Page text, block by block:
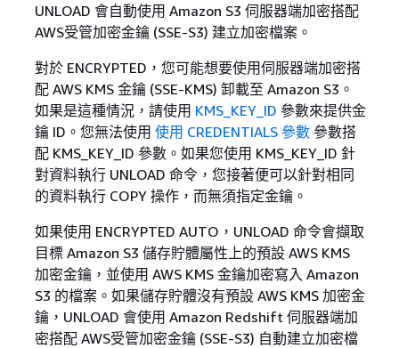
UNLOAD 會自動使用 Amazon S3 伺服器端加密搭配
AWS受管加密金鑰 (SSE-S3) 建立加密檔案。
對於 ENCRYPTED，您可能想要使用伺服器端加密搭
配 AWS KMS 金鑰 (SSE-KMS) 卸載至 Amazon S3。
如果是這種情況，請使用 KMS_KEY_ID 參數來提供金
鑰 ID。您無法使用 使用 CREDENTIALS 參數參數搭
配 KMS_KEY_ID 參數。如果您使用 KMS_KEY_ID 針
對資料執行 UNLOAD 命令，您接著便可以針對相同
的資料執行 COPY 操作，而無須指定金鑰。
如果使用 ENCRYPTED AUTO，UNLOAD 命令會擷取
目標 Amazon S3 儲存貯體屬性上的預設 AWS KMS
加密金鑰，並使用 AWS KMS 金鑰加密寫入 Amazon
S3 的檔案。如果儲存貯體沒有預設 AWS KMS 加密金
鑰，UNLOAD 會使用 Amazon Redshift 伺服器端加
密搭配 AWS受管加密金鑰 (SSE-S3) 自動建立加密檔